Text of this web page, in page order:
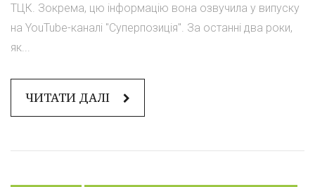
ТЦК. Зокрема, цю інформацію вона озвучила у випуску
на YouTube-каналі "Суперпозиція". За останні два роки,
як...
ЧИТАТИ ДАЛІ